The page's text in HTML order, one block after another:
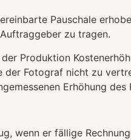
Pauschale
zu tragen.
Produktion
der Fotograf nicht zu
Erhöhung des
wenn er fällige